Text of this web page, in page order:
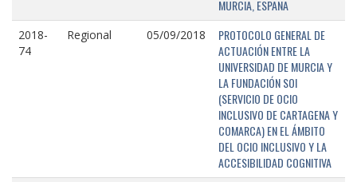
MURCIA, ESPAÑA
2018-
74
Regional 05/09/2018
PROTOCOLO GENERAL DE
ACTUACIÓN ENTRE LA
UNIVERSIDAD DE MURCIA Y
LA FUNDACIÓN SOI
(SERVICIO DE OCIO
INCLUSIVO DE CARTAGENA Y
COMARCA) EN EL ÁMBITO
DEL OCIO INCLUSIVO Y LA
ACCESIBILIDAD COGNITIVA